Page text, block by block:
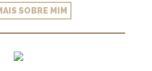
SOBRE MIM